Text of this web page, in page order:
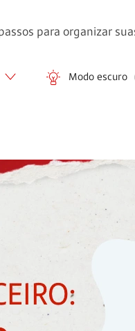
para organizar
Modo escuro